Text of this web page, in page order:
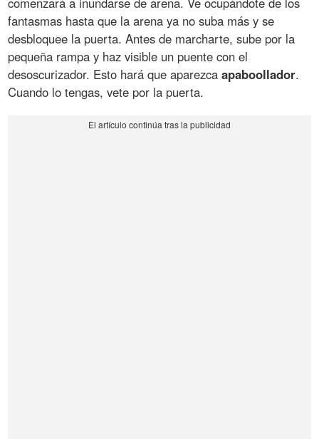
fantasmas hasta que la arena ya no suba más y se
desbloquee la puerta. Antes de marcharte, sube por la
pequeña rampa y haz visible un puente con el
desoscurizador. Esto hará que aparezcaapaboollador.
Cuando lo tengas, vete por la puerta.